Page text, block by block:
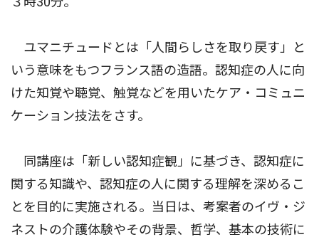
ユマニチュードとは「人間らしさを取り戻す」と
いう意味をもつフランス語の造語。認知症の人に向
けた知覚や聴覚、触覚などを用いたケア・コミュニ
ケーション技法をさす。
同講座は「新しい認知症観」に基づき、認知症に
関する知識や、認知症の人に関する理解を深めるこ
とを目的に実施される。当日は、考案者のイヴ・ジ
ネストの介護体験やその背景、哲学、基本の技術に